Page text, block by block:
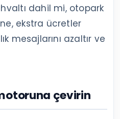
dahil mi, otopark
ekstra ücretler
mesajlarını azaltır ve
çevirin